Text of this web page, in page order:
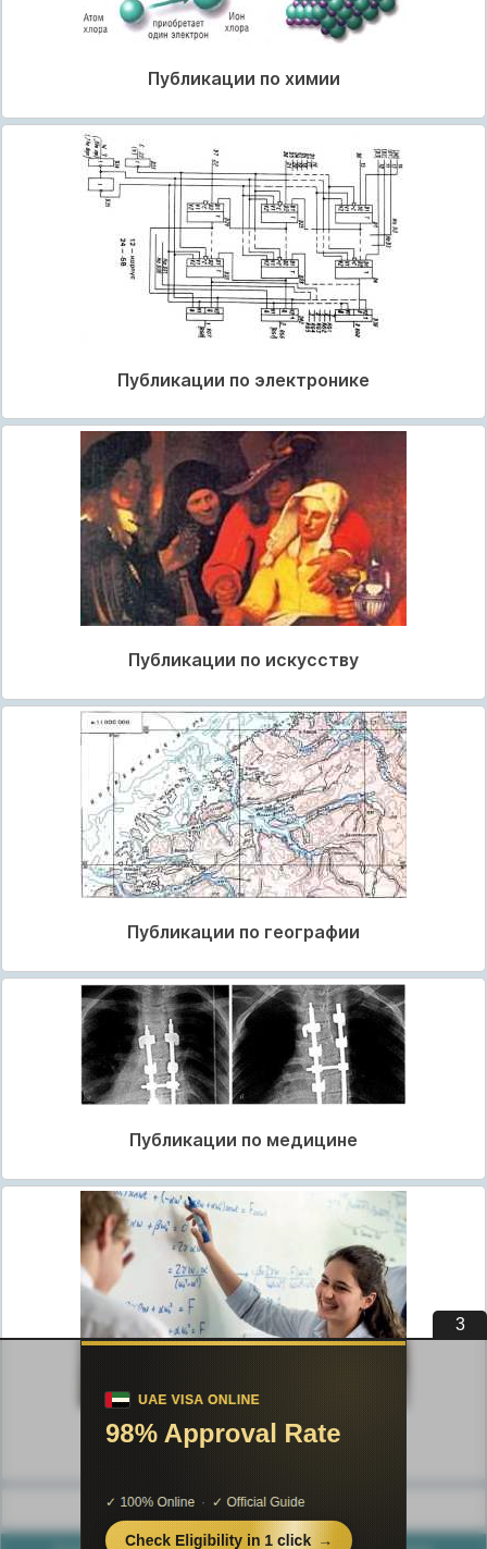
Публикации по химии
Публикации по электронике
Публикации по искусству
Публикации по географии
Публикации по медицине
Публикации по педагогике
Разделы публикаций
2